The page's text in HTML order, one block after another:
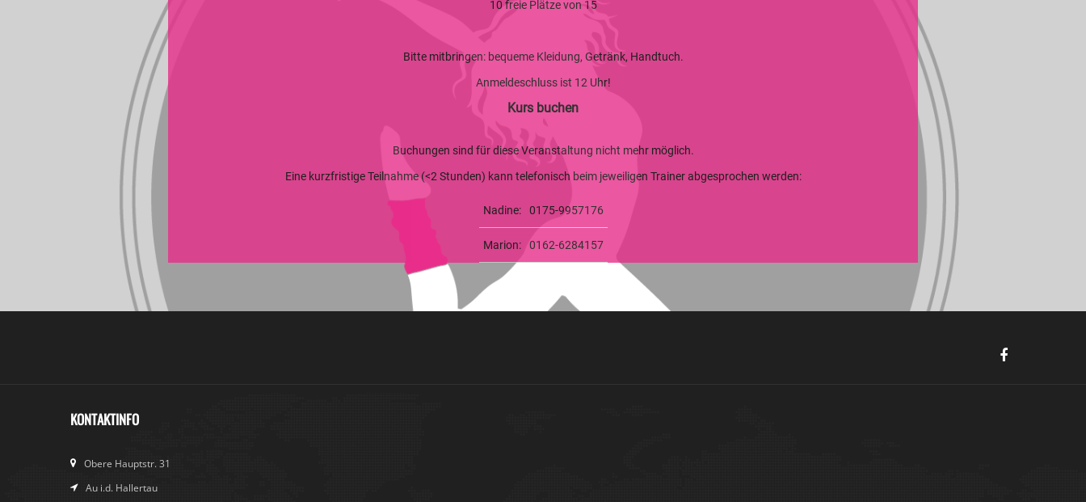
10 freie Plätze von 15
Bitte mitbringen: bequeme Kleidung, Getränk, Handtuch.
Anmeldeschluss ist 12 Uhr!
Kurs buchen
Buchungen sind für diese Veranstaltung nicht mehr möglich.
Eine kurzfristige Teilnahme (<2 Stunden) kann telefonisch beim jeweiligen Trainer abgesprochen werden:
Nadine: 0175-9957176
Marion: 0162-6284157
KONTAKTINFO
Obere Hauptstr. 31
Au i.d. Hallertau